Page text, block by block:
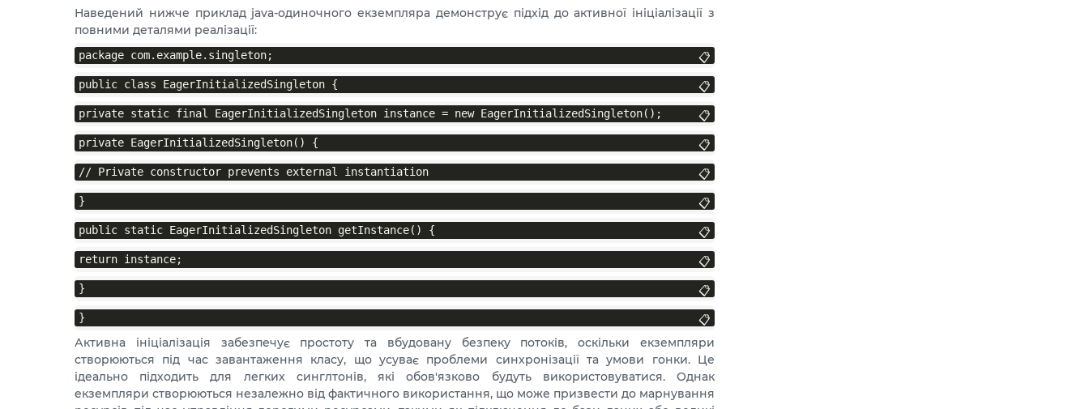
Наведений нижче приклад java-одиночного екземпляра демонструє підхід до активної ініціалізації з
повними деталями реалізації:
package com.example.singleton; 📋
public class EagerInitializedSingleton { 📋
private static final EagerInitializedSingleton instance = new EagerInitializedSingleton(); 📋
private EagerInitializedSingleton() { 📋
// Private constructor prevents external instantiation 📋
} 📋
public static EagerInitializedSingleton getInstance() { 📋
return instance; 📋
} 📋
} 📋
Активна ініціалізація забезпечує простоту та вбудовану безпеку потоків, оскільки екземпляри
створюються під час завантаження класу, що усуває проблеми синхронізації та умови гонки. Це
ідеально підходить для легких синглтонів, які обов'язково будуть використовуватися. Однак
екземпляри створюються незалежно від фактичного використання, що може призвести до марнування